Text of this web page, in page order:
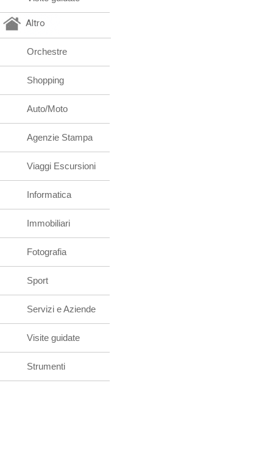
Altro
Orchestre
Shopping
Auto/Moto
Agenzie Stampa
Viaggi Escursioni
Informatica
Immobiliari
Fotografia
Sport
Servizi e Aziende
Visite guidate
Strumenti